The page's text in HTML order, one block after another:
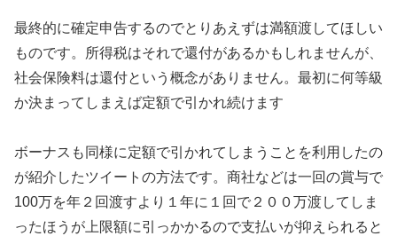
最終的に確定申告するのでとりあえずは満額渡してほしい
ものです。所得税はそれで還付があるかもしれませんが、
社会保険料は還付という概念がありません。最初に何等級
か決まってしまえば定額で引かれ続けます
ボーナスも同様に定額で引かれてしまうことを利用したの
が紹介したツイートの方法です。商社などは一回の賞与で
100万を年２回渡すより１年に１回で２００万渡してしま
ったほうが上限額に引っかかるので支払いが抑えられると